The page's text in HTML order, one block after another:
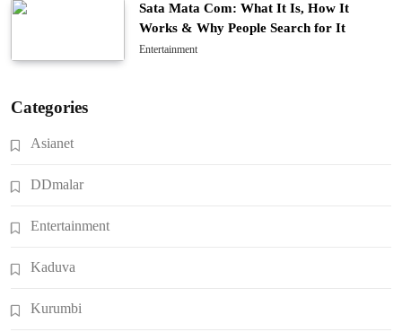
Sata Mata Com: What It Is, How It
Works & Why People Search for It
Entertainment
Categories
Asianet
DDmalar
Entertainment
Kaduva
Kurumbi